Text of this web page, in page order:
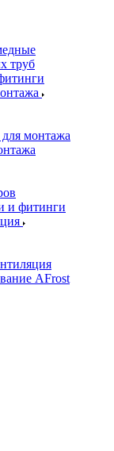
труб
монтажа
и фитинги
AFrost